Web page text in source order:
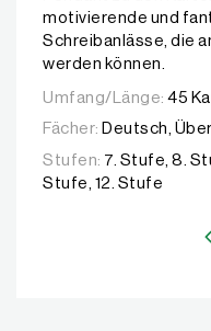
motivierende und
Schreibanlässe, die
werden können.
Umfang/Länge: 45
Fächer: Deutsch,
Stufen: 7. Stufe, 8.
Stufe, 12. Stufe